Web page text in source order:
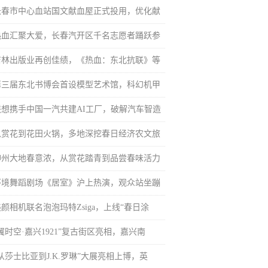
市中心血站国文献血屋正式投用，优化献
汇聚大爱，长春汽开区千名志愿者踊跃参
林出版业再创佳绩，《热血：东北抗联》等
三届东北书博会首设模型艺术馆，科幻机甲
携手中国一汽共建AI工厂，破解汽车智造
赏花到花田火锅，多地深挖春日经济农文旅
大地春意浓，从赏花踏青到品尝春味活力
舞蹈剧场《居室》沪上热演，观众站坐蹦
相机联名泡泡玛特Zsiga，上线“春日涂
时空·嘉兴1921”复古街区亮相，嘉兴南
莎士比亚到J.K.罗琳”大展亮相上博，英